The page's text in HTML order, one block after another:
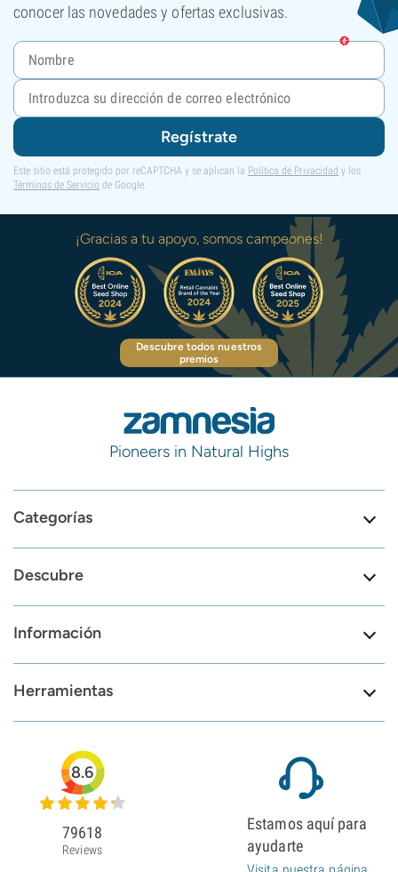
conocer las novedades y ofertas exclusivas.
Regístrate
Este sitio está protegido por reCAPTCHA y se aplican la Política de Privacidad y los
Términos de Servicio de Google.
¡Gracias a tu apoyo, somos campeones!
Descubre todos nuestros
premios
Pioneers in Natural Highs
Categorías
Descubre
Información
Herramientas
8.6
79618
Reviews
Estamos aquí para
ayudarte